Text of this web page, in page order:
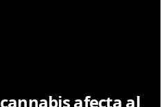
afecta al